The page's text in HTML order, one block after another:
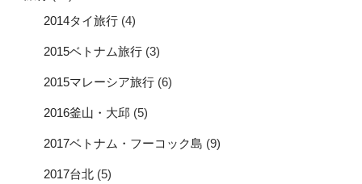
2014タイ旅行 (4)
2015ベトナム旅行 (3)
2015マレーシア旅行 (6)
2016釜山・大邱 (5)
2017ベトナム・フーコック島 (9)
2017台北 (5)